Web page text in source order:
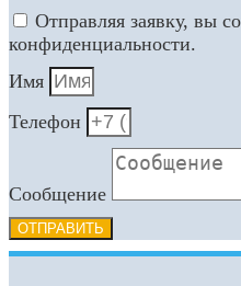
Отправляя заявку, вы
конфиденциальности.
Имя
Телефон
Сообщение
ОТПРАВИТЬ